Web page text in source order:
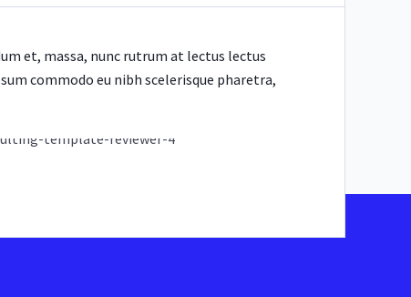
et, massa, nunc rutrum at lectus lectus
commodo eu nibh scelerisque pharetra,